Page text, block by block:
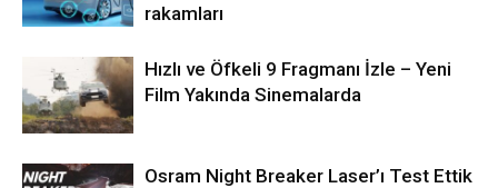
rakamları
Hızlı ve Öfkeli 9 Fragmanı İzle – Yeni
Film Yakında Sinemalarda
Osram Night Breaker Laser’ı Test Ettik